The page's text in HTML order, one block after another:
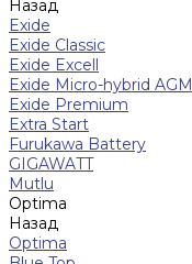
Назад
Exide
Exide Classic
Exide Excell
Exide Micro-hybrid AGM
Exide Premium
Extra Start
Furukawa Battery
GIGAWATT
Mutlu
Optima
Назад
Optima